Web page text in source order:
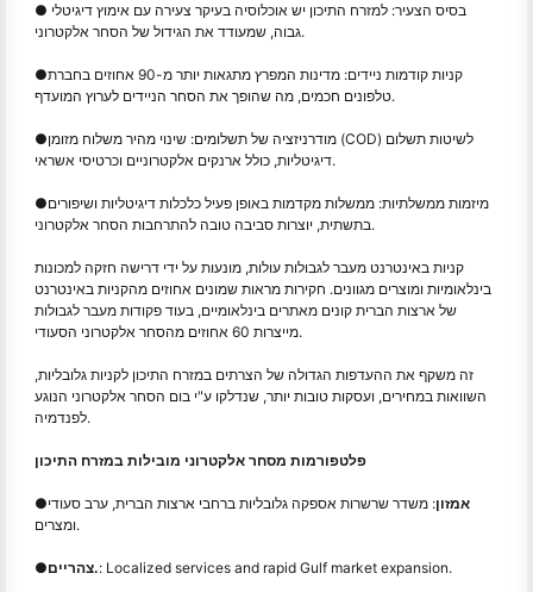
● בסיס הצעיר: למזרח התיכון יש אוכלוסיה בעיקר צעירה עם אימוץ דיגיטלי
גבוה, שמעודד את הגידול של הסחר אלקטרוני.
●קניות קודמות ניידים: מדינות המפרץ מתגאות יותר מ-90 אחוזים בחברת
טלפונים חכמים, מה שהופך את הסחר הניידים לערוץ המועדף.
●מודרניזציה של תשלומים: שינוי מהיר משלוח מזומן (COD) לשיטות תשלום
דיגיטליות, כולל ארנקים אלקטרוניים וכרטיסי אשראי.
●מיזמות ממשלתיות: ממשלות מקדמות באופן פעיל כלכלות דיגיטליות ושיפורים
בתשתית, יוצרות סביבה טובה להתרחבות הסחר אלקטרוני.
קניות באינטרנט מעבר לגבולות עולות, מונעות על ידי דרישה חזקה למכונות
בינלאומיות ומוצרים מגוונים. חקירות מראות שמונים אחוזים מהקניות באינטרנט
של ארצות הברית קונים מאתרים בינלאומיים, בעוד פקודות מעבר לגבולות
מייצרות 60 אחוזים מהסחר אלקטרוני הסעודי.
זה משקף את ההעדפות הגדולה של הצרתים במזרח התיכון לקניות גלובליות,
השוואות במחירים, ועסקות טובות יותר, שנדלקו ע"י בום הסחר אלקטרוני הנוגע
לפנדמיה.
פלטפורמות מסחר אלקטרוני מובילות במזרח התיכון
● אמזון: משדר שרשרות אספקה גלובליות ברחבי ארצות הברית, ערב סעודי
ומצרים.
● צהריים.: Localized services and rapid Gulf market expansion.